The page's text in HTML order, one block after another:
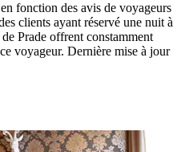
fonction des avis de voyageurs
clients ayant réservé une nuit à
Prade offrent constamment
voyageur. Dernière mise à jour